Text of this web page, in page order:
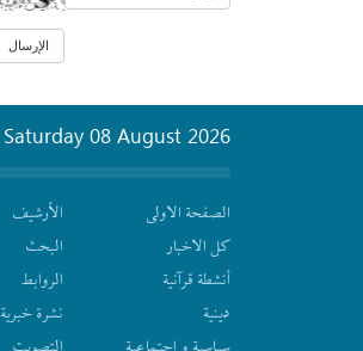
Saturday 08 August 2026
الصفحة الاولى
كل الاخبار
أنشطة قرآنیة
دينية
الأرشیف
البحث
الروابط
نشرة‌ خبریة